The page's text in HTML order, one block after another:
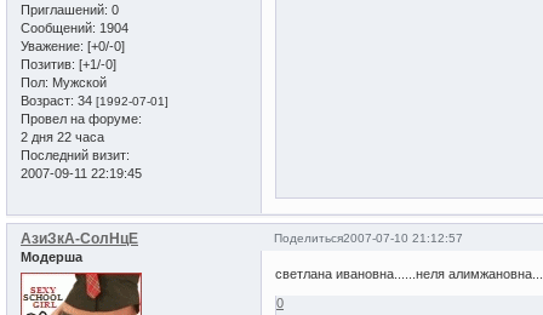
Приглашений: 0
Сообщений: 1904
Уважение: [+0/-0]
Позитив: [+1/-0]
Пол: Мужской
Возраст: 34 [1992-07-01]
Провел на форуме:
2 дня 22 часа
Последний визит:
2007-09-11 22:19:45
Поделиться2007-07-10 21:12:57
АзиЗкА-СолНцЕ
Модерша
светлана ивановна......неля
0